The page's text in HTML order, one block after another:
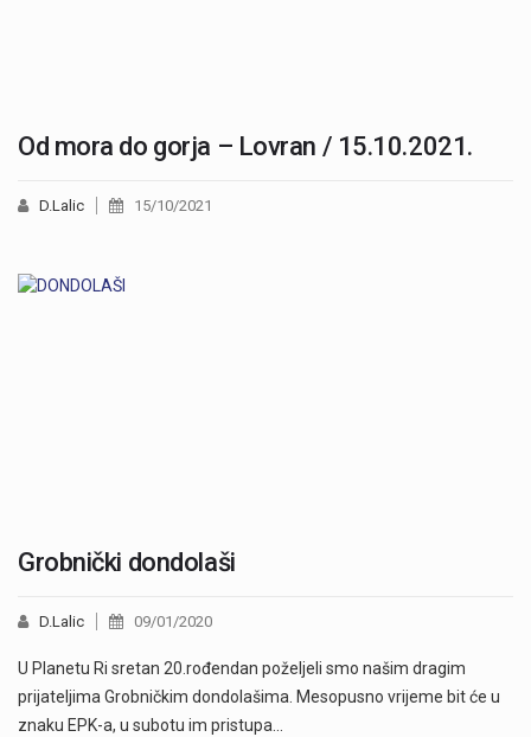
Od mora do gorja – Lovran / 15.10.2021.
D.Lalic 15/10/2021
Grobnički dondolaši
D.Lalic 09/01/2020
U Planetu Ri sretan 20.rođendan poželjeli smo našim dragim
prijateljima Grobničkim dondolašima. Mesopusno vrijeme bit će u
znaku EPK-a, u subotu im pristupa…